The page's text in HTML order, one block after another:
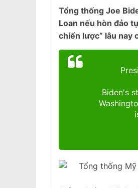
Tổng thống Joe
Loan nếu hòn đảo
chiến lược” lâu nay
Biden's